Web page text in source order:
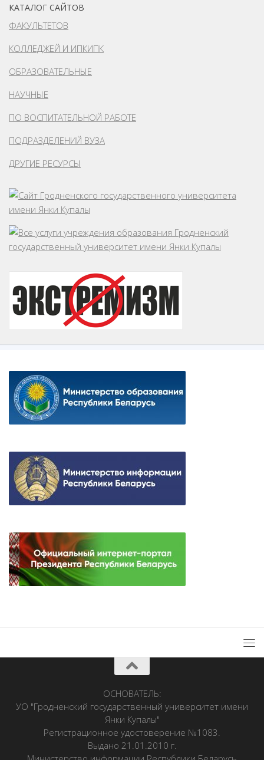
КАТАЛОГ САЙТОВ
ФАКУЛЬТЕТОВ
КОЛЛЕДЖЕЙ И ИПКИПК
ОБРАЗОВАТЕЛЬНЫЕ
НАУЧНЫЕ
ПО ВОСПИТАТЕЛЬНОЙ РАБОТЕ
ПОДРАЗДЕЛЕНИЙ ВУЗА
ДРУГИЕ РЕСУРСЫ
ОСНОВАТЕЛЬ:
УО "Гродненский государственный университет имени
Янки Купалы"
Регистрационное удостоверение №1083.
Выдано 21.01.2010 г.